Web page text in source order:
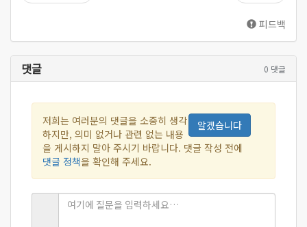
피드백
0 댓글
댓글
알겠습니다
저희는 여러분의 댓글을 소중히 생각
하지만, 의미 없거나 관련 없는 내용
을 게시하지 말아 주시기 바랍니다. 댓글 작성 전에
댓글 정책을 확인해 주세요.